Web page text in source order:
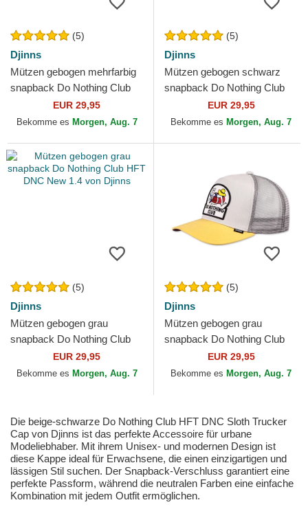
(5)
Djinns
Mützen gebogen mehrfarbig
snapback Do Nothing Club
HFT DNC 1.2 von Djinns
EUR 29,95
Bekomme es Morgen, Aug. 7
(5)
Djinns
Mützen gebogen schwarz
snapback Do Nothing Club
HFT DNC SunDown von
Djinns
EUR 29,95
Bekomme es Morgen, Aug. 7
(5)
Djinns
Mützen gebogen grau
snapback Do Nothing Club
HFT DNC New 1.4 von
Djinns
EUR 29,95
Bekomme es Morgen, Aug. 7
(5)
Djinns
Mützen gebogen grau
snapback Do Nothing Club
HFT DNC New 1.6 von
Djinns
EUR 29,95
Bekomme es Morgen, Aug. 7
Die beige-schwarze Do Nothing Club HFT DNC Sloth Trucker
Cap von Djinns ist das perfekte Accessoire für urbane
Modeliebhaber. Mit ihrem Unisex- und modernen Design ist
diese Kappe ideal für Erwachsene, die einen einzigartigen und
lässigen Stil suchen. Der Snapback-Verschluss garantiert eine
perfekte Passform, während die neutralen Farben eine einfache
Kombination mit jedem Outfit ermöglichen.